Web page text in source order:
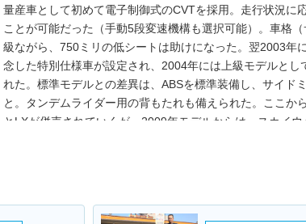
量産車として初めて電子制御式のCVTを採用。走行状況に
ことが可能だった（手動5段変速機構も選択可能）。車格
級ながら、750ミリの低シートは助けになった。翌2003年
念した特別仕様車が設定され、2004年には上級モデルとし
れた。標準モデルとの差異は、ABSを標準装備し、サイド
と。タンデムライダー用の背もたれも備えられた。ここか
とLXが併売されていくが、2009年モデルからは、スカイウ
されるようになったが、その後も「スカイウェイブ」とし